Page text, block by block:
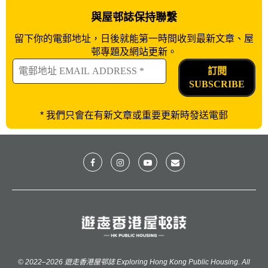
與屋邨誌保持聯繫
留下你的電郵地址，日後就能第一時間收到最新文章、屋
邨專題及網站更新。
* 我們只會在有新文章或重要更新時發送電郵
© 2022–2026 遊走香港屋邨誌 Exploring Hong Kong Public Housing. All